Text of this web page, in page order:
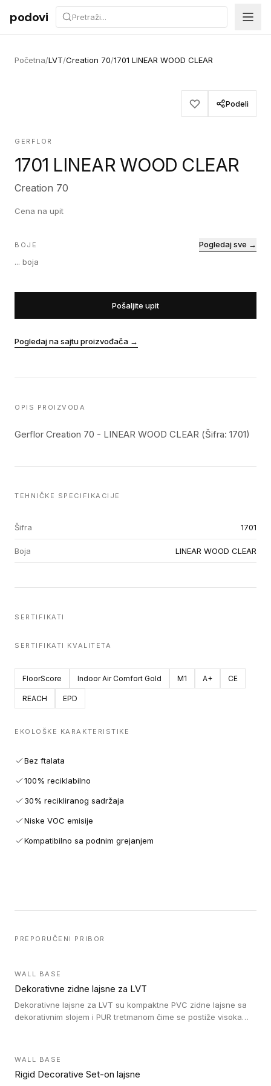
Preskoči na sadržaj
podovi
Početna/LVT/Creation 70/1701 LINEAR WOOD CLEAR
Podeli
GERFLOR
1701 LINEAR WOOD CLEAR
Creation 70
Cena na upit
BOJE
... boja
Pogledaj sve →
Pošaljite upit
Pogledaj na sajtu proizvođača →
OPIS PROIZVODA
Gerflor Creation 70 - LINEAR WOOD CLEAR (Šifra: 1701)
TEHNIČKE SPECIFIKACIJE
Šifra 1701
Boja LINEAR WOOD CLEAR
SERTIFIKATI
SERTIFIKATI KVALITETA
FloorScore Indoor Air Comfort Gold M1 A+ CE
REACH EPD
EKOLOŠKE KARAKTERISTIKE
Bez ftalata
100% reciklabilno
30% recikliranog sadržaja
Niske VOC emisije
Kompatibilno sa podnim grejanjem
PREPORUČENI PRIBOR
WALL BASE
Dekorativne zidne lajsne za LVT
Dekorativne lajsne za LVT su kompaktne PVC zidne lajsne sa
dekorativnim slojem i PUR tretmanom čime se postiže visoka
WALL BASE
Rigid Decorative Set-on lajsne